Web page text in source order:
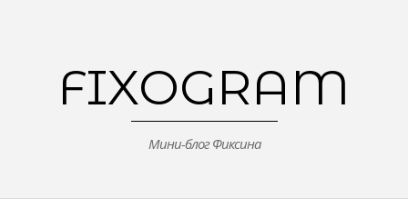
FIXOGRAM
Мини-блог Фиксина